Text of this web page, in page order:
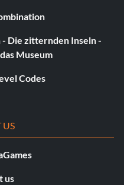
Die zitternden Inseln -
Museum
Codes
US
us